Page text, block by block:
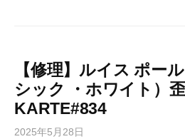
【修理】ルイス ポー
シック ・ホワイト）
KARTE#834
2025年5月28日